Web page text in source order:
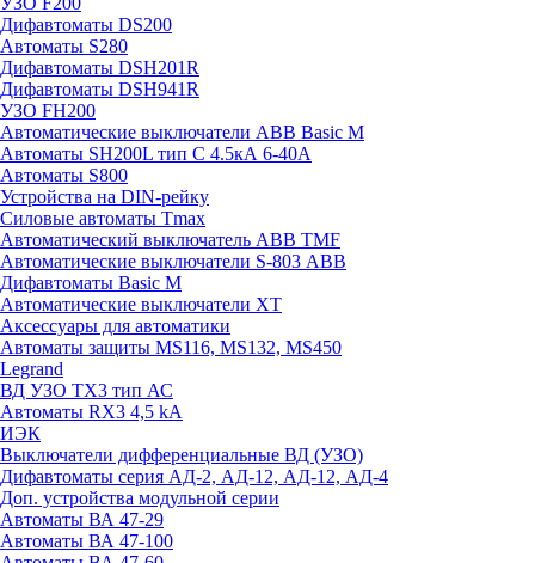
Дифавтоматы DS200
Автоматы S280
Дифавтоматы DSH201R
Дифавтоматы DSH941R
УЗО FH200
Автоматические выключатели ABB Basic M
Автоматы SH200L тип С 4.5кА 6-40А
Автоматы S800
Устройства на DIN-рейку
Силовые автоматы Tmax
Автоматический выключатель ABB TMF
Автоматические выключатели S-803 АВВ
Дифавтоматы Basic M
Автоматические выключатели XT
Аксессуары для автоматики
Автоматы защиты MS116, MS132, MS450
Legrand
ВД УЗО TX3 тип АС
Автоматы RX3 4,5 kA
ИЭК
Выключатели дифференциальные ВД (УЗО)
Дифавтоматы серия АД-2, АД-12, АД-12, АД-4
Доп. устройства модульной серии
Автоматы ВА 47-29
Автоматы ВА 47-100